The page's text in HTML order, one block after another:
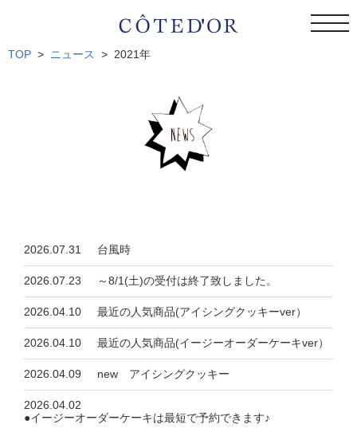
TOP ニュース 2021年
2026.07.31 台風時
2026.07.23 ～8/1(土)の受付は終了致しました。
2026.04.10 最近の人気商品(アイシングクッキーver）
2026.04.10 最近の人気商品(イージーオーダーケーキver）
2026.04.09 new アイシングクッキー
2026.04.02
●イージーオーダーケーキは最短で予約できます♪